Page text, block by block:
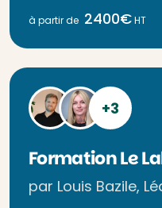
à partir de 2400€HT
+3
Formation Le
par Louis Bazile,